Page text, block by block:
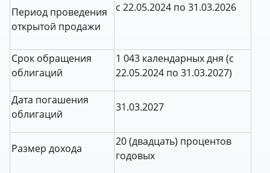
Период проведения
открытой продажи
с 22.05.2024 по 31.03.2026
Срок обращения
облигаций
1 043 календарных дня (с
22.05.2024 по 31.03.2027)
Дата погашения
облигаций
31.03.2027
Размер дохода
20 (двадцать) процентов
годовых